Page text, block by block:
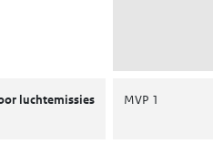
luchtemissies MVP 1